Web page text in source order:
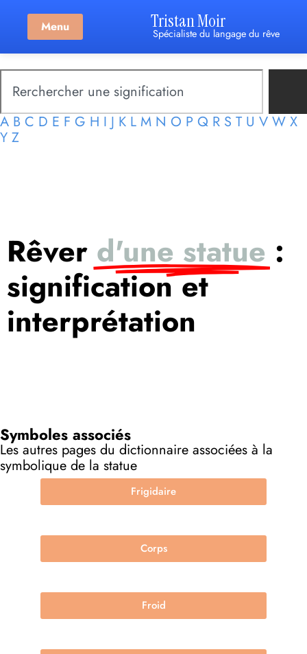
Menu Tristan Moir
Spécialiste du langage du rêve
A B C D E F G H I J K L M N O P Q R S T U V W X
Y Z
Rêver d'une statue :
signification et
interprétation
Symboles associés
Les autres pages du dictionnaire associées à la
symbolique de la statue
Frigidaire
Corps
Froid